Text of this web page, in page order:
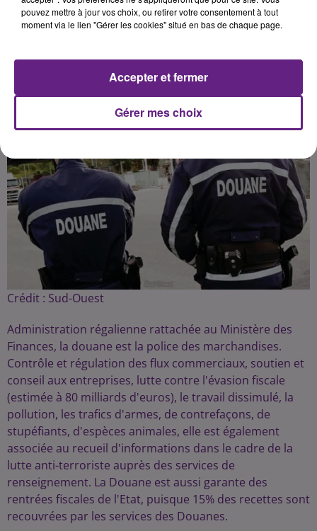
Crédit : Sud-Ouest
Administration régalienne rattachée au Ministère des
Finances, la douane est la police des marchandises.
Contrôle et régulation des flux commerciaux, soutien et
conseil aux entreprises, lutte contre l'évasion fiscale
(estimée à 80 milliards d'euros), le travail dissimulé, la
pollution, les trafics d'armes, de contrefaçons, de
stupéfiants, d'espèces animales, elle est également
associée au recueil d'informations dans le cadre de la
lutte anti-terroriste auprès des services de
renseignement. La Douane est aussi garante des
rentrées fiscales de l'Etat, puisque 15% des recettes sont
recouvrées par les services des Douanes.
pouvez mettre à jour vos choix, ou retirer votre consentement à tout
moment via le lien "Gérer les cookies" situé en bas de chaque page.
Gérer mes choix
Accepter et fermer